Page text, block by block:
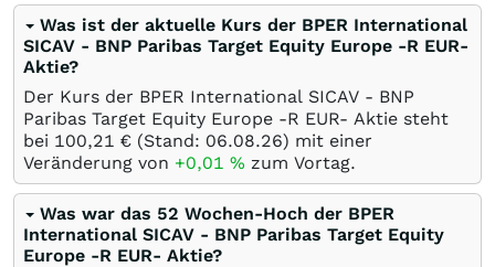
Was ist der aktuelle Kurs der BPER International
SICAV - BNP Paribas Target Equity Europe -R EUR-
Aktie?
Der Kurs der BPER International SICAV - BNP
Paribas Target Equity Europe -R EUR- Aktie steht
bei 100,21 € (Stand: 06.08.26) mit einer
Veränderung von +0,01 % zum Vortag.
Was war das 52 Wochen-Hoch der BPER
International SICAV - BNP Paribas Target Equity
Europe -R EUR- Aktie?